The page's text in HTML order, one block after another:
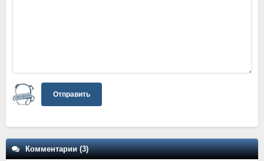
Отправить
Комментарии (3)